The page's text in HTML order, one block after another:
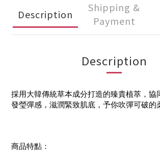
Description
Shipping &
Payment
Description
採用大韓傳統草本成分打造的臻貴植萃，協
發瑩彈感，滋潤緊致肌底，予你吹彈可破的
商品特點：